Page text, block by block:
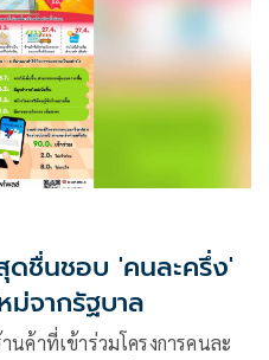
ดชื่นชอบ 'คนละครึ่ง'
จากรัฐบาล
นค้าที่เข้าร่วมโครงการคนละ